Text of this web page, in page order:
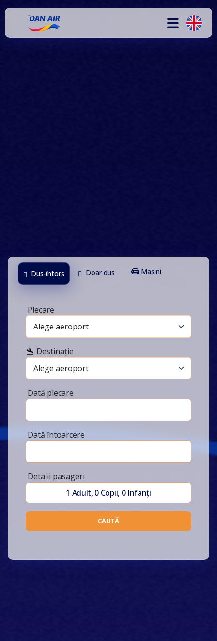
Dus-întors Doar dus Masini
Plecare
Destinație
Dată plecare
Dată întoarcere
Detalii pasageri
1 Adult, 0 Copii, 0 Infanți
CAUTĂ